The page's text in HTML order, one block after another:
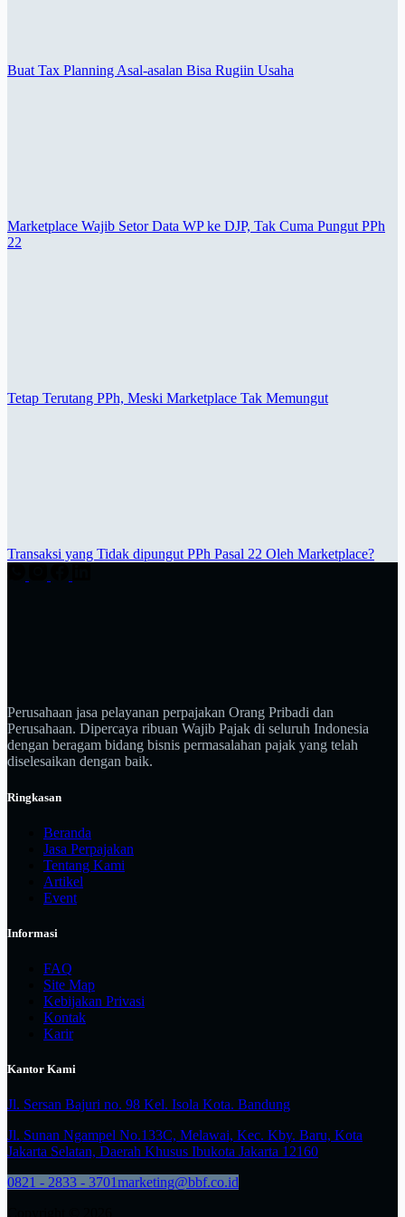
Buat Tax Planning Asal-asalan Bisa Rugiin Usaha
Marketplace Wajib Setor Data WP ke DJP, Tak Cuma Pungut PPh
22
Tetap Terutang PPh, Meski Marketplace Tak Memungut
Transaksi yang Tidak dipungut PPh Pasal 22 Oleh Marketplace?
Perusahaan jasa pelayanan perpajakan Orang Pribadi dan
Perusahaan. Dipercaya ribuan Wajib Pajak di seluruh Indonesia
dengan beragam bidang bisnis permasalahan pajak yang telah
diselesaikan dengan baik.
Ringkasan
Beranda
Jasa Perpajakan
Tentang Kami
Artikel
Event
Informasi
FAQ
Site Map
Kebijakan Privasi
Kontak
Karir
Kantor Kami
Jl. Sersan Bajuri no. 98 Kel. Isola Kota. Bandung
Jl. Sunan Ngampel No.133C, Melawai, Kec. Kby. Baru, Kota
Jakarta Selatan, Daerah Khusus Ibukota Jakarta 12160
0821 - 2833 - 3701marketing@bbf.co.id